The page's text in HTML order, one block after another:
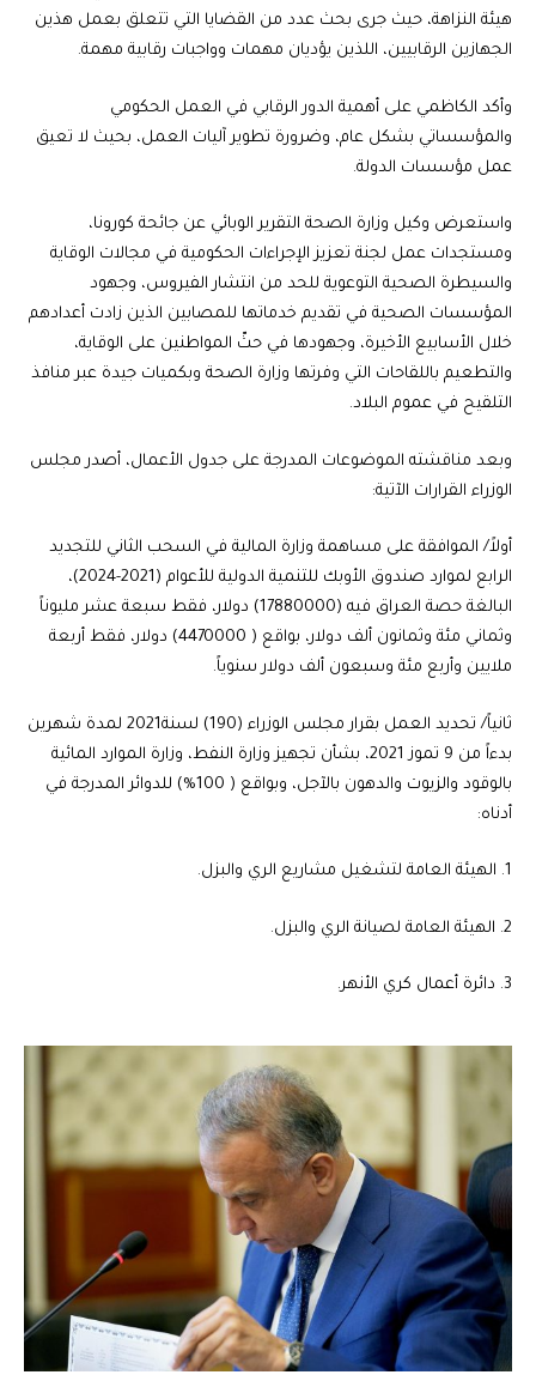
هيئة النزاهة، حيث جرى بحث عدد من القضايا التي تتعلق بعمل هذين
الجهازين الرقابيين، اللذين يؤديان مهمات وواجبات رقابية مهمة.
وأكد الكاظمي على أهمية الدور الرقابي في العمل الحكومي
والمؤسساتي بشكل عام، وضرورة تطوير آليات العمل، بحيث لا تعيق
عمل مؤسسات الدولة.
واستعرض وكيل وزارة الصحة التقرير الوبائي عن جائحة كورونا،
ومستجدات عمل لجنة تعزيز الإجراءات الحكومية في مجالات الوقاية
والسيطرة الصحية التوعوية للحد من انتشار الفيروس، وجهود
المؤسسات الصحية في تقديم خدماتها للمصابين الذين زادت أعدادهم
خلال الأسابيع الأخيرة، وجهودها في حثّ المواطنين على الوقاية،
والتطعيم باللقاحات التي وفرتها وزارة الصحة وبكميات جيدة عبر منافذ
التلقيح في عموم البلاد.
وبعد مناقشته الموضوعات المدرجة على جدول الأعمال، أصدر مجلس
الوزراء القرارات الآتية:
أولاً/ الموافقة على مساهمة وزارة المالية في السحب الثاني للتجديد
الرابع لموارد صندوق الأوبك للتنمية الدولية للأعوام (2021-2024)،
البالغة حصة العراق فيه (17880000) دولار، فقط سبعة عشر مليوناً
وثماني مئة وثمانون ألف دولار، بواقع ( 4470000) دولار، فقط أربعة
ملايين وأربع مئة وسبعون ألف دولار سنوياً.
ثانياً/ تحديد العمل بقرار مجلس الوزراء (190) لسنة2021 لمدة شهرين
بدءاً من 9 تموز 2021، بشأن تجهيز وزارة النفط، وزارة الموارد المائية
بالوقود والزيوت والدهون بالآجل، وبواقع ( 100%) للدوائر المدرجة في
أدناه:
1. الهيئة العامة لتشغيل مشاريع الري والبزل.
2. الهيئة العامة لصيانة الري والبزل.
3. دائرة أعمال كري الأنهر.